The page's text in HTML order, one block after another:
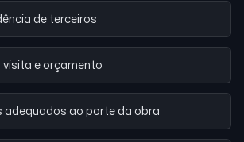
de terceiros
e orçamento
adequados ao porte da obra